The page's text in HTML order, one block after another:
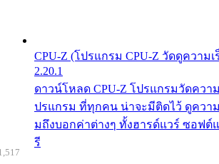
CPU-Z (โปรแกรม CPU-Z วัดดูความ
2.20.1
ดาวน์โหลด CPU-Z โปรแกรมวัดควา
ปรแกรม ที่ทุกคน น่าจะมีติดไว้ ดูความ
มถึงบอกค่าต่างๆ ทั้งฮารด์แวร์ ซอฟต์
รี